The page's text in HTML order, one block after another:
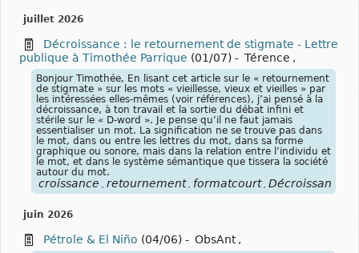
juillet 2026
Décroissance : le retournement de stigmate - Lettre
publique à Timothée Parrique (01/07) - Térence ,
Bonjour Timothée, En lisant cet article sur le « retournement
de stigmate » sur les mots « vieillesse, vieux et vieilles » par
les intéressées elles-mêmes (voir références), j’ai pensé à la
décroissance, à ton travail et la sortie du débat infini et
stérile sur le « D-word ». Je pense qu’il ne faut jamais
essentialiser un mot. La signification ne se trouve pas dans
le mot, dans ou entre les lettres du mot, dans sa forme
graphique ou sonore, mais dans la relation entre l’individu et
le mot, et dans le système sémantique que tissera la société
autour du mot.
croissance retournement formatcourt Décroissance
juin 2026
Pétrole & El Niño (04/06) - ObsAnt ,